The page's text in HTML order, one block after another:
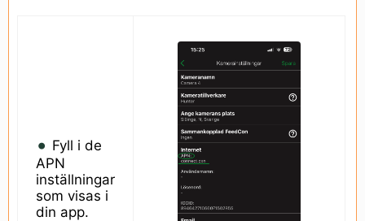
Fyll i de
APN
inställningar
som visas i
din app.